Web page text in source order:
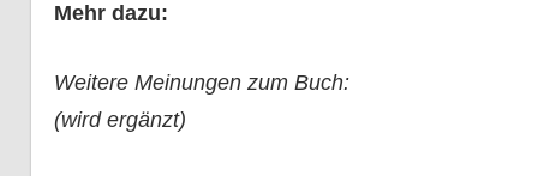
Mehr dazu:
Weitere Meinungen zum Buch:
(wird ergänzt)